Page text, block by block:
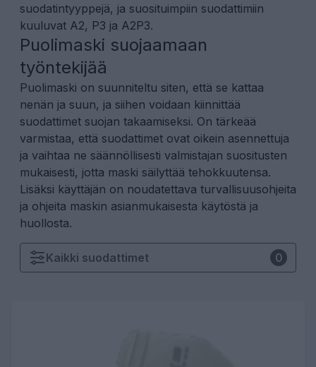
suodatintyyppejä, ja suosituimpiin suodattimiin
kuuluvat A2, P3 ja A2P3.
Puolimaski suojaamaan
työntekijää
Puolimaski on suunniteltu siten, että se kattaa
nenän ja suun, ja siihen voidaan kiinnittää
suodattimet suojan takaamiseksi. On tärkeää
varmistaa, että suodattimet ovat oikein asennettuja
ja vaihtaa ne säännöllisesti valmistajan suositusten
mukaisesti, jotta maski säilyttää tehokkuutensa.
Lisäksi käyttäjän on noudatettava turvallisuusohjeita
ja ohjeita maskin asianmukaisesta käytöstä ja
huollosta.
Kaikki suodattimet 0